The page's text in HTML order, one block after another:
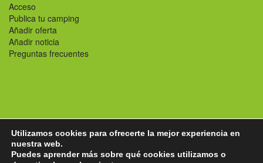
Acceso
Publica tu camping
Añadir oferta
Añadir noticia
Preguntas frecuentes
© Copyright 2014-2026 | Campings Familiares
Utilizamos cookies para ofrecerte la mejor experiencia en
nuestra web.
Puedes aprender más sobre qué cookies utilizamos o